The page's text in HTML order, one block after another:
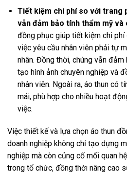
Tiết kiệm chi phí so với trang
vẫn đảm bảo tính thẩm mỹ và
đồng phục giúp tiết kiệm chi
việc yêu cầu nhân viên phải tự
nhân. Đồng thời, chúng vẫn
tạo hình ảnh chuyên nghiệp và
nhân viên. Ngoài ra, áo thun có
mái, phù hợp cho nhiều hoạt
việc.
Việc thiết kế và lựa chọn áo thun
doanh nghiệp không chỉ tạo dựng
nghiệp mà còn củng cố mối quan
trong tổ chức, đồng thời nâng cao